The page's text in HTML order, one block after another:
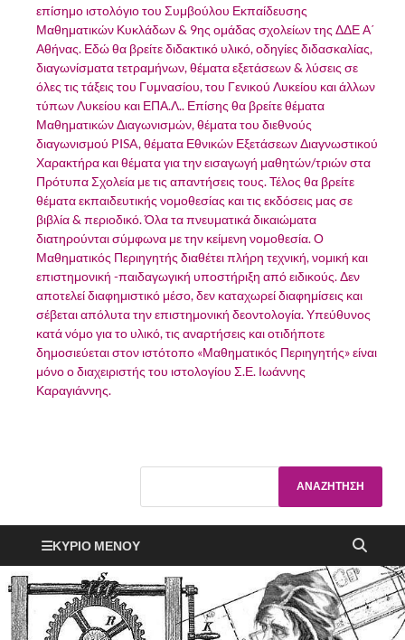
επίσημο ιστολόγιο του Συμβούλου Εκπαίδευσης
Μαθηματικών Κυκλάδων & 9ης ομάδας σχολείων της ΔΔΕ Α΄
Αθήνας. Εδώ θα βρείτε διδακτικό υλικό, οδηγίες διδασκαλίας,
διαγωνίσματα τετραμήνων, θέματα εξετάσεων & λύσεις σε
όλες τις τάξεις του Γυμνασίου, του Γενικού Λυκείου και άλλων
τύπων Λυκείου και ΕΠΑ.Λ.. Επίσης θα βρείτε θέματα
Μαθηματικών Διαγωνισμών, θέματα του διεθνούς
διαγωνισμού PISA, θέματα Εθνικών Εξετάσεων Διαγνωστικού
Χαρακτήρα και θέματα για την εισαγωγή μαθητών/τριών στα
Πρότυπα Σχολεία με τις απαντήσεις τους. Τέλος θα βρείτε
θέματα εκπαιδευτικής νομοθεσίας και τις εκδόσεις μας σε
βιβλία & περιοδικό. Όλα τα πνευματικά δικαιώματα
διατηρούνται σύμφωνα με την κείμενη νομοθεσία. Ο
Μαθηματικός Περιηγητής διαθέτει πλήρη τεχνική, νομική και
επιστημονική -παιδαγωγική υποστήριξη από ειδικούς. Δεν
αποτελεί διαφημιστικό μέσο, δεν καταχωρεί διαφημίσεις και
σέβεται απόλυτα την επιστημονική δεοντολογία. Υπεύθυνος
κατά νόμο για το υλικό, τις αναρτήσεις και οτιδήποτε
δημοσιεύεται στον ιστότοπο «Μαθηματικός Περιηγητής» είναι
μόνο ο διαχειριστής του ιστολογίου Σ.Ε. Ιωάννης
Καραγιάννης.
ΚΎΡΙΟ ΜΕΝΟΎ